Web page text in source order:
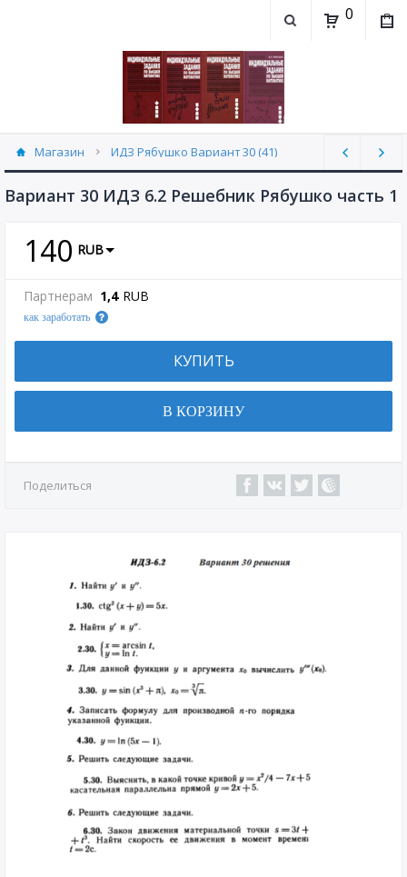
0
Магазин ИДЗ Рябушко Вариант 30 (41)
Вариант 30 ИДЗ 6.2 Решебник Рябушко часть 1
140 RUB
Партнерам 1,4 RUB
как заработать
КУПИТЬ
В КОРЗИНУ
Поделиться